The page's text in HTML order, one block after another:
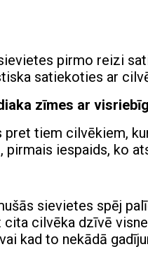
pirmo reizi
satiekoties ar
zīmes ar
tiem cilvēkiem,
iespaids, ko
sievietes spēj
cilvēka dzīvē
kad to nekādā